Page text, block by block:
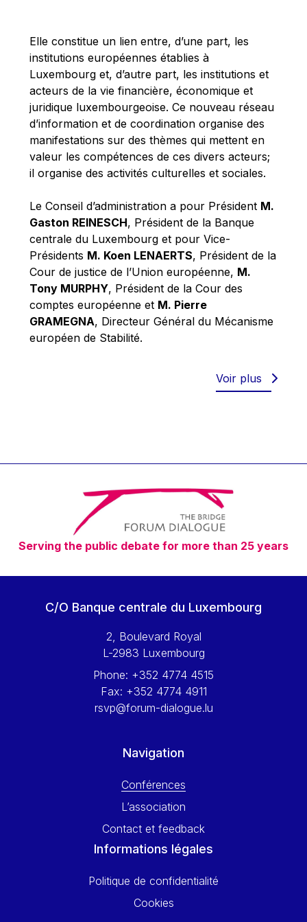
Michael Sohlman
Michel Goedert
Mireille Delmas-Marty
Nobuo Tanaka
Otmar Issing
Paolo Mengozzi
Paschal Donohoe
Pat Cox
Patrizia Nanz
Philippe Maystadt
Pierre Gramegna
Richard Pelly
Robert Goebbels
Robert REYNDERS
Timothy Radcliffe
Vaclav Klaus
Vassilios Skouris
Vítor Manuel da Silva Caldeira
Viviane Reding
Walter Hagg
Wolfgang Ketterle
Yossi Beillin
Yves FRANCHET
Elle constitue un lien entre, d’une part, les
institutions européennes établies à
Luxembourg et, d’autre part, les institutions et
acteurs de la vie financière, économique et
juridique luxembourgeoise. Ce nouveau réseau
d’information et de coordination organise des
manifestations sur des thèmes qui mettent en
valeur les compétences de ces divers acteurs;
il organise des activités culturelles et sociales.
Le Conseil d’administration a pour Président M.
Gaston REINESCH, Président de la Banque
centrale du Luxembourg et pour Vice-
Présidents M. Koen LENAERTS, Président de la
Cour de justice de l’Union européenne, M.
Tony MURPHY, Président de la Cour des
comptes européenne et M. Pierre
GRAMEGNA, Directeur Général du Mécanisme
européen de Stabilité.
Voir plus
Serving the public debate for more than 25 years
C/O Banque centrale du Luxembourg
2, Boulevard Royal
L-2983 Luxembourg
Phone: +352 4774 4515
Fax: +352 4774 4911
rsvp@forum-dialogue.lu
Navigation
Conférences
L’association
Contact et feedback
Informations légales
Politique de confidentialité
Cookies